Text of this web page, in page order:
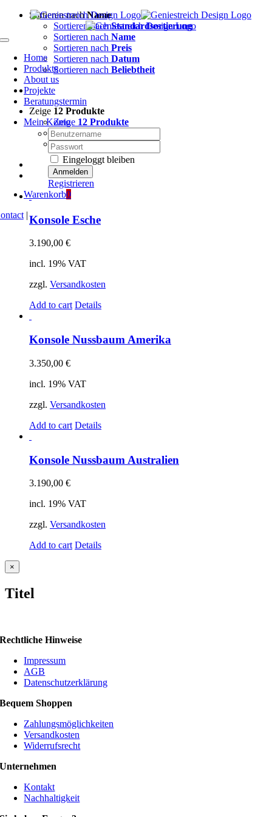
Zum
springen
Toggle
NavigationHome
Produkte
About us
Projekte
Beratungstermin
Mein Konto
Nutzername:
Passwort:
Eingeloggt bleiben
Registrieren
Warenkorb0
|
Sortieren nachName
Sortieren nachStandardsortierung
Sortieren nach Name
Sortieren nach Preis
Sortieren nach Datum
Sortieren nach Beliebtheit
Zeige 12 Produkte
Zeige 12 Produkte
Zeige24 Produkte
Zeige36 Produkte
Konsole Esche
3.190,00 €
incl. 19% VAT
zzgl. Versandkosten
Add to cart Details
Konsole Nussbaum Amerika
3.350,00 €
incl. 19% VAT
zzgl. Versandkosten
Add to cart Details
Konsole Nussbaum Australien
3.190,00 €
incl. 19% VAT
zzgl. Versandkosten
Add to cart Details
Close
product
view
×
Titel
Rechtliche Hinweise
Impressum
AGB
Datenschutzerklärung
Bequem Shoppen
Zahlungsmöglichkeiten
Versandkosten
Widerrufsrecht
Unternehmen
Kontakt
Nachhaltigkeit